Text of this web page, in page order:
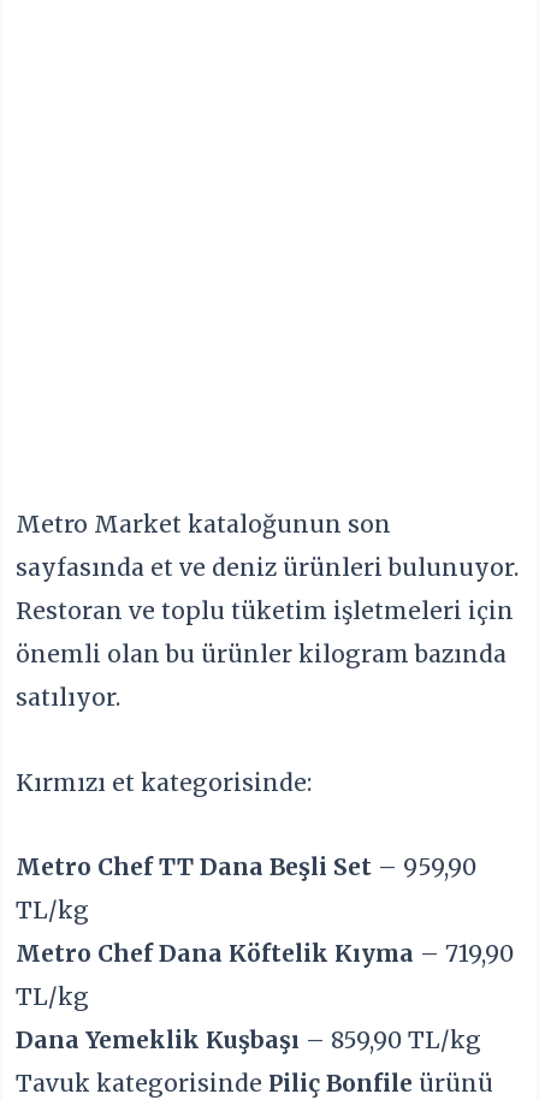
Metro Market kataloğunun son
sayfasında et ve deniz ürünleri bulunuyor.
Restoran ve toplu tüketim işletmeleri için
önemli olan bu ürünler kilogram bazında
satılıyor.
Kırmızı et kategorisinde:
Metro Chef TT Dana Beşli Set – 959,90
TL/kg
Metro Chef Dana Köftelik Kıyma – 719,90
TL/kg
Dana Yemeklik Kuşbaşı – 859,90 TL/kg
Tavuk kategorisinde Piliç Bonfile ürünü